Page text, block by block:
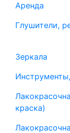
Аренда
Глушители,
Зеркала
краска)